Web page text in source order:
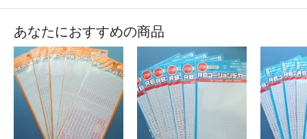
あなたにおすすめの商品